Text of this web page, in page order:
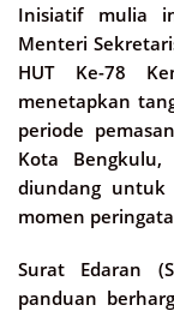
Inisiatif mulia
Menteri
HUT Ke-78
menetapkan
periode
Kota
diundang untuk
momen
Surat Edaran
panduan